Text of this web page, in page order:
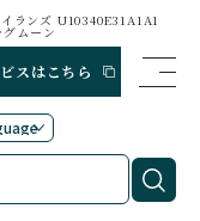
ランズ U10340E31A1A1
ムーン
スはこちら